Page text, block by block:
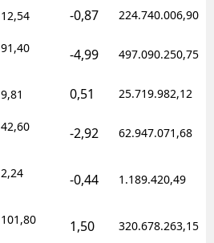
12,54 -0,87 224.740.006,90
91,40 -4,99 497.090.250,75
9,81 0,51 25.719.982,12
42,60 -2,92 62.947.071,68
2,24 -0,44 1.189.420,49
101,80 1,50 320.678.263,15